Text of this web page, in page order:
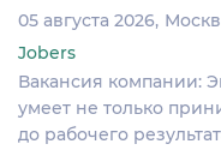
05 августа 2026
Jobers
Вакансия компании:
умеет не только
до рабочего